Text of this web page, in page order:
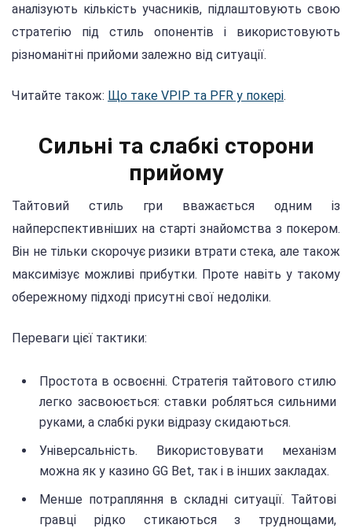
аналізують кількість учасників, підлаштовують свою
стратегію під стиль опонентів і використовують
різноманітні прийоми залежно від ситуації.
Читайте також: Що таке VPIP та PFR у покері.
Сильні та слабкі сторони
прийому
Тайтовий стиль гри вважається одним із
найперспективніших на старті знайомства з покером.
Він не тільки скорочує ризики втрати стека, але також
максимізує можливі прибутки. Проте навіть у такому
обережному підході присутні свої недоліки.
Переваги цієї тактики:
Простота в освоєнні. Стратегія тайтового стилю
легко засвоюється: ставки робляться сильними
руками, а слабкі руки відразу скидаються.
Універсальність. Використовувати механізм
можна як у казино GG Bet, так і в інших закладах.
Менше потрапляння в складні ситуації. Тайтові
гравці рідко стикаються з труднощами,